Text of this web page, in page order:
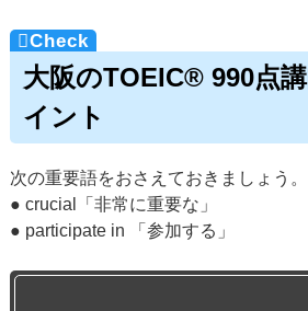
大阪のTOEIC® 990点
イント
次の重要語をおさえておきましょう。
● crucial「非常に重要な」
● participate in 「参加する」